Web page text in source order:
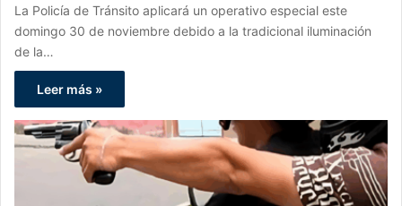
La Policía de Tránsito aplicará un operativo especial este
domingo 30 de noviembre debido a la tradicional iluminación
de la…
Leer más »